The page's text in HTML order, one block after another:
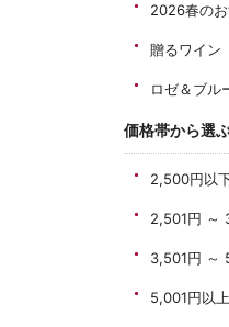
2026春の
贈るワイン
ロゼ＆ブル
価格帯から選
2,500円以
2,501円 ～
3,501円 ～
5,001円以上